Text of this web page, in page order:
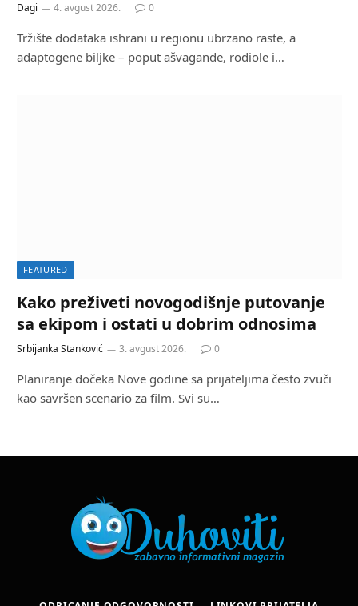
Dagi 4. avgust 2026. 0
Tržište dodataka ishrani u regionu ubrzano raste, a
adaptogene biljke – poput ašvagande, rodiole i…
FEATURED
Kako preživeti novogodišnje putovanje
sa ekipom i ostati u dobrim odnosima
Srbijanka Stanković 3. avgust 2026. 0
Planiranje dočeka Nove godine sa prijateljima često zvuči
kao savršen scenario za film. Svi su…